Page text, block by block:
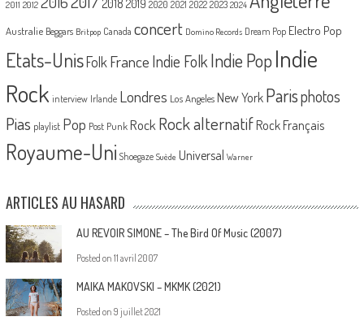
2011 2012 2018 2019 2020 2021 2022 2023 2024
Australie Beggars Britpop Canada concert Domino Records Dream Pop Electro Pop
Etats-UnisFolk France Indie FolkIndie PopIndie
Rock interview Irlande Londres Los Angeles New York Parisphotos
Pias playlist Pop Post Punk Rock Rock alternatif Rock Français
Royaume-Uni Shoegaze Suède Universal Warner
ARTICLES AU HASARD
AU REVOIR SIMONE – The Bird Of Music (2007)
Posted on 11 avril 2007
MAIKA MAKOVSKI – MKMK (2021)
Posted on 9 juillet 2021